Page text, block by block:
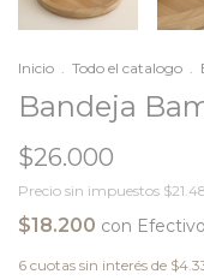
Inicio Todo el catalogo
Bandeja
$26.000
Precio sin impuestos
$18.200 con Efectivo
6 cuotas sin interés de